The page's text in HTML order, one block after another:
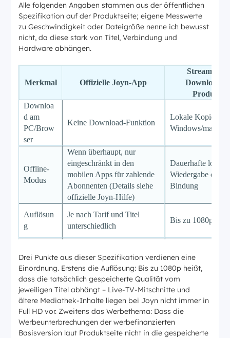
Alle folgenden Angaben stammen aus der öffentlichen
Spezifikation auf der Produktseite; eigene Messwerte
zu Geschwindigkeit oder Dateigröße nenne ich bewusst
nicht, da diese stark von Titel, Verbindung und
Hardware abhängen.
Merkmal Offizielle Joyn-App
StreamFab
Downloa
d am
PC/Brow
ser
Keine Download-Funktion
Lokale Kopie auf
Windows/macOS
Offline-
Modus
Wenn überhaupt, nur
eingeschränkt in den
mobilen Apps für zahlende
Abonnenten (Details siehe
offizielle Joyn-Hilfe)
Dauerhafte lokale
Wiedergabe ohne
Bindung
Auflösun
g
Je nach Tarif und Titel
unterschiedlich
Bis zu 1080p
Format Nur In-App-Wiedergabe
wählbar
Werbung
Basisversion
werbefinanziert
Werbung wird
Speichern nicht
übernommen
Mehrere
Folgen
Manuelles Streaming pro
Folge
Zeitplan-Funktion
Drei Punkte aus dieser Spezifikation verdienen eine
Einordnung. Erstens die Auflösung: Bis zu 1080p heißt,
dass die tatsächlich gespeicherte Qualität vom
jeweiligen Titel abhängt – Live-TV-Mitschnitte und
ältere Mediathek-Inhalte liegen bei Joyn nicht immer in
Full HD vor. Zweitens das Werbethema: Dass die
Werbeunterbrechungen der werbefinanzierten
Basisversion laut Produktseite nicht in die gespeicherte